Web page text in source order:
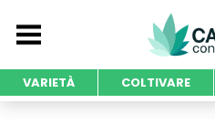
VARIETÀ COLTIVARE